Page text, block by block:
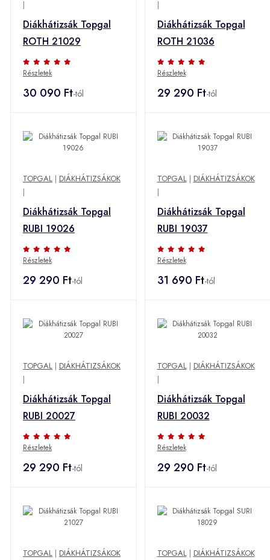
|
Diákhátizsák Topgal
ROTH 21029
Részletek
30 090 Ft-tól
|
Diákhátizsák Topgal
ROTH 21036
Részletek
29 290 Ft-tól
TOPGAL | DIÁKHÁTIZSÁKOK
|
Diákhátizsák Topgal
RUBI 19026
Részletek
29 290 Ft-tól
TOPGAL| DIÁKHÁTIZSÁKOK
|
Diákhátizsák Topgal
RUBI 19037
Részletek
31 690 Ft-tól
TOPGAL | DIÁKHÁTIZSÁKOK
|
Diákhátizsák Topgal
RUBI 20027
Részletek
29 290 Ft-tól
TOPGAL| DIÁKHÁTIZSÁKOK
|
Diákhátizsák Topgal
RUBI 20032
Részletek
29 290 Ft-tól
TOPGAL | DIÁKHÁTIZSÁKOK
TOPGAL| DIÁKHÁTIZSÁKOK